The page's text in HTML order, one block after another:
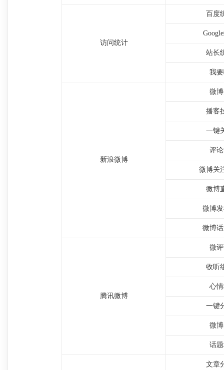
访问统计
百度
站长
我
新浪微博
微
播客
一键
评
微博关
微博
微博
微博
腾讯微博
微
收听
心
一键
微
话
文章